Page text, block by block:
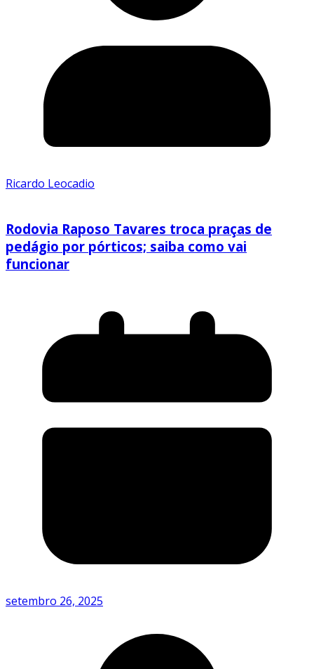
Ricardo Leocadio
Rodovia Raposo Tavares troca praças de
pedágio por pórticos; saiba como vai
funcionar
setembro 26, 2025